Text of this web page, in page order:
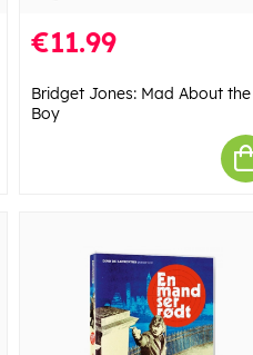
€11.99
Bridget Jones: Mad About the
Boy